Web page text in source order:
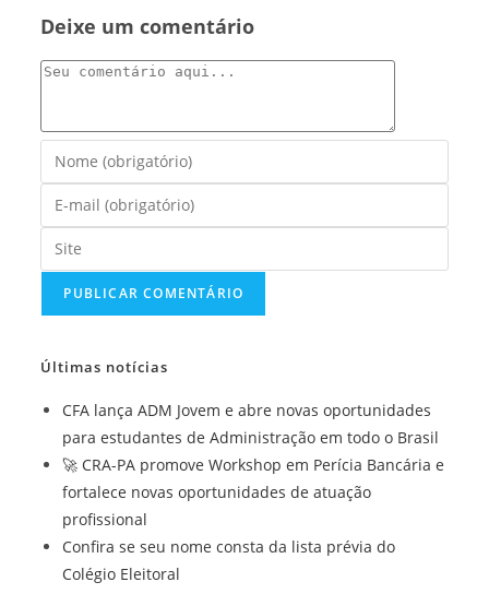
Deixe um comentário
Comentário
Digite
seu
nome
ou
nome
usuário
comentar
Digite
seu
endereço
de
para
Digite
o
URL
do
site
(opcional)
Últimas notícias
CFA lança ADM Jovem e abre novas oportunidades
para estudantes de Administração em todo o Brasil
🚀 CRA-PA promove Workshop em Perícia Bancária e
fortalece novas oportunidades de atuação
profissional
Confira se seu nome consta da lista prévia do
Colégio Eleitoral